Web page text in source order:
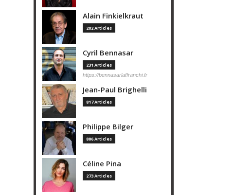
Alain Finkielkraut
202 Articles
Cyril Bennasar
231 Articles
https://bennasarlaffranchi.fr
Jean-Paul Brighelli
817 Articles
Philippe Bilger
806 Articles
Céline Pina
273 Articles